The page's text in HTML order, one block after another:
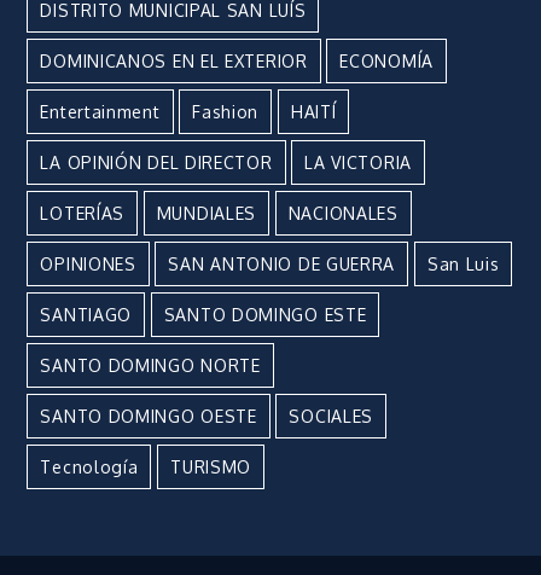
DISTRITO MUNICIPAL SAN LUÍS
DOMINICANOS EN EL EXTERIOR ECONOMÍA
Entertainment Fashion HAITÍ
LA OPINIÓN DEL DIRECTOR LA VICTORIA
LOTERÍAS MUNDIALES NACIONALES
OPINIONES SAN ANTONIO DE GUERRA San Luis
SANTIAGO SANTO DOMINGO ESTE
SANTO DOMINGO NORTE
SANTO DOMINGO OESTE SOCIALES
Tecnología TURISMO